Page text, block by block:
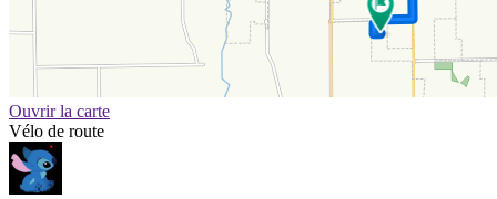
Ouvrir la carte
Vélo de route